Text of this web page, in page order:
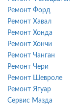
Ремонт Форд
Ремонт Хавал
Ремонт Хонда
Ремонт Хончи
Ремонт Чанган
Ремонт Чери
Ремонт Шевроле
Ремонт Ягуар
Сервис Мазда